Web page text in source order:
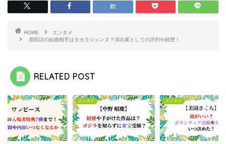
HOME
エンタメ
原田諒の結婚相手はタカラジェンヌ？演出家としての評判や経歴！
RELATED POST
エンタメ エンタメ